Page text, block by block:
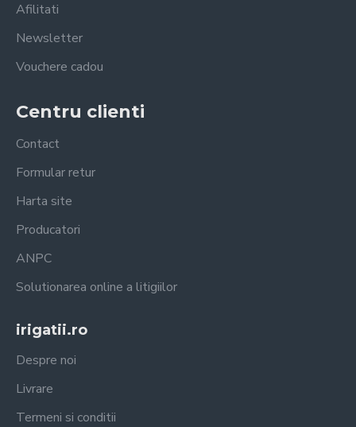
Afilitati
Newsletter
Vouchere cadou
Centru clienti
Contact
Formular retur
Harta site
Producatori
ANPC
Solutionarea online a litigiilor
irigatii.ro
Despre noi
Livrare
Termeni si conditii